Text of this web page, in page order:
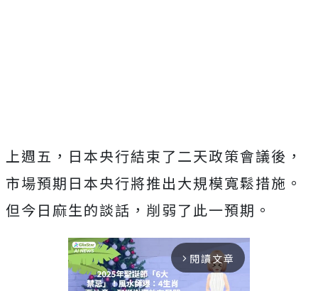
上週五，日本央行結束了二天政策會議後，
市場預期日本央行將推出大規模寬鬆措施。
但今日麻生的談話，削弱了此一預期。
arrow_forward_ios 閱讀文章